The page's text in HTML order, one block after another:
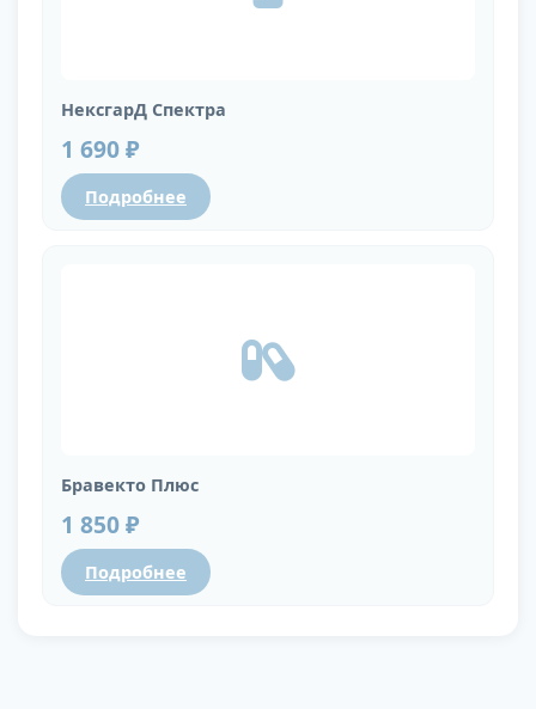
НексгарД Спектра
1 690 ₽
Подробнее
Бравекто Плюс
1 850 ₽
Подробнее